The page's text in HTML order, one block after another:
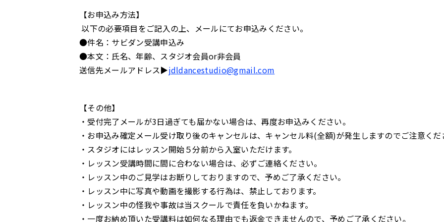
【お申込み方法】
以下の必要項目をご記入の上、メールにてお申込みください。
●件名：サビダン受講申込み
●本文：氏名、年齢、スタジオ会員or非会員
送信先メールアドレス▶jdldancestudio@gmail.com
【その他】
・受付完了メールが3日過ぎても届かない場合は、再度お申込みください。
・お申込み確定メール受け取り後のキャンセルは、キャンセル料(全額)が発生しますのでご注意く
・スタジオにはレッスン開始５分前から入室いただけます。
・レッスン受講時間に間に合わない場合は、必ずご連絡ください。
・レッスン中のご見学はお断りしておりますので、予めご了承ください。
・レッスン中に写真や動画を撮影する行為は、禁止しております。
・レッスン中の怪我や事故は当スクールで責任を負いかねます。
・一度お納め頂いた受講料は如何なる理由でも返金できませんので、予めご了承ください。